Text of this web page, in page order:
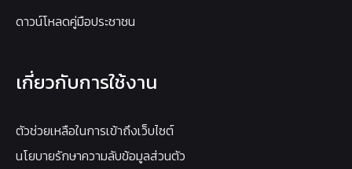
ดาวน์โหลดคู่มือประชาชน
เกี่ยวกับการใช้งาน
ตัวช่วยเหลือในการเข้าถึงเว็บไซต์
นโยบายรักษาความลับข้อมูลส่วนตัว